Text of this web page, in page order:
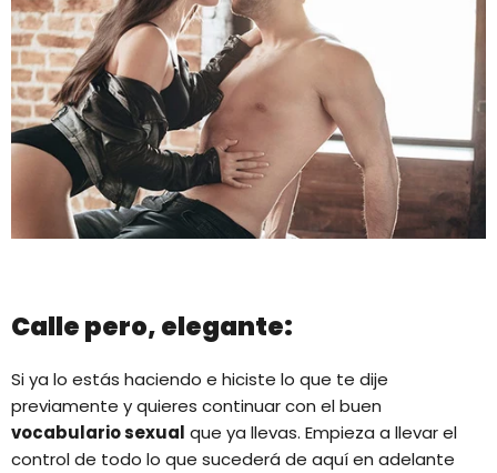
Calle pero, elegante:
Si ya lo estás haciendo e hiciste lo que te dije
previamente y quieres continuar con el buen
vocabulario sexual que ya llevas. Empieza a llevar el
control de todo lo que sucederá de aquí en adelante